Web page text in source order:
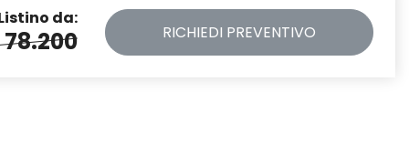
da:
RICHIEDI PREVENTIVO